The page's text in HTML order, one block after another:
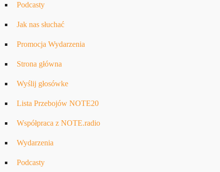
Podcasty
Jak nas słuchać
Promocja Wydarzenia
Strona główna
Wyślij głosówke
Lista Przebojów NOTE20
Współpraca z NOTE.radio
Wydarzenia
Podcasty